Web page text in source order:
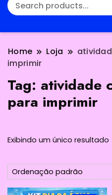
Home Loja
imprimir
Tag: atividade
para imprimir
Exibindo um único resultado